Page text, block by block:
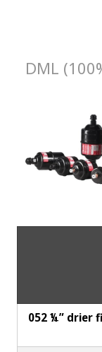
DML
052 ¼” drier